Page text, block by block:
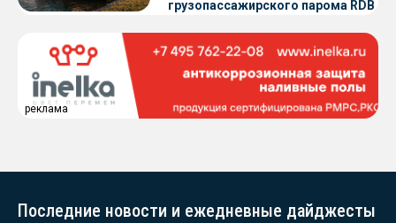
грузопассажирского парома RDB
Ненецкого округа
реклама
Последние новости и ежедневные дайджесты